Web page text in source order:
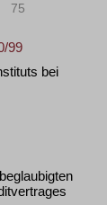
75
99
bei